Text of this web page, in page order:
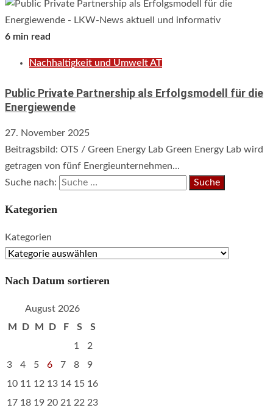
6 min read
Nachhaltigkeit und Umwelt AT
Public Private Partnership als Erfolgsmodell für die
Energiewende
27. November 2025
Beitragsbild: OTS / Green Energy Lab Green Energy Lab wird
getragen von fünf Energieunternehmen...
Suche nach:
Kategorien
Kategorien
Nach Datum sortieren
August 2026
M
D M D F S
S
1
2
3
4 5 6 7 8
9
10 11 12 13 14 15 16
17 18 19 20 21 22 23